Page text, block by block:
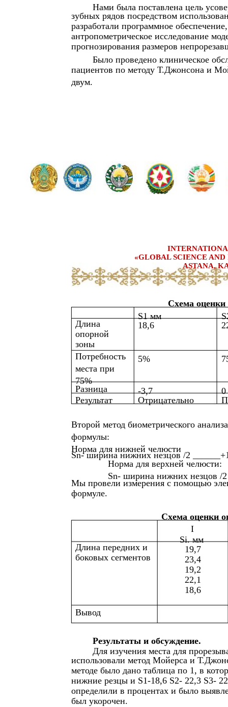
Нами была поставлена цель
зубных рядов посредством
разработали программное
антропометрическое исследование
прогнозирования размеров
Было проведено клиническое
пациентов по методу Т.Джонсона и
двум.
«GLOBAL SCIENCE
ASTANA,
Схема
S1 мм
Длина
опорной
зоны
18,6
Потребность
места при
75%
5%
Разница -3,7
0
Результат
Отрицательно
Второй метод биометрического
формулы:
Норма для нижней челюсти
Sn- ширина нижних незцов /2
Норма для верхней челюсти:
Sn- ширина нижних незцов /
Мы провели измерения с помощью
формуле.
Схема оценки
I
Si. мм
Длина передних и
боковых сегментов
19,7
23,4
19,2
22,1
18,6
Вывод
Результаты и обсуждение.
Для изучения места для
использовали метод Мойерса и
методе было дано таблица по 1, в
нижние резцы и S1-18,6 S2- 22,3 S3-
определили в процентах и было
был укорочен.